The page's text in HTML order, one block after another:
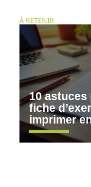
À RETENIR
10 astuces
fiche
imprimer